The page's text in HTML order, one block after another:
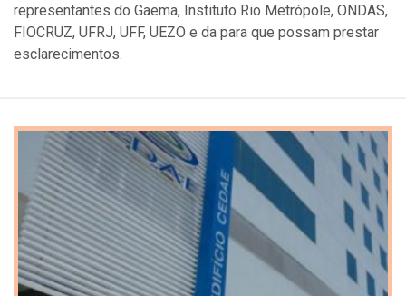
representantes do Gaema, Instituto Rio Metrópole, ONDAS,
FIOCRUZ, UFRJ, UFF, UEZO e da para que possam prestar
esclarecimentos.